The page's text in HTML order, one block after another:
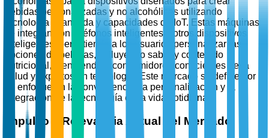
bebidas personalizadas y no alcohólicas utilizando
tecnología avanzada y capacidades de IoT. Estas máquinas
se integran con teléfonos inteligentes y otros dispositivos
inteligentes, permitiendo a los usuarios personalizar las
opciones de bebidas, incluyendo sabor y contenido
nutricional, atendiendo a consumidores conscientes de la
salud y expertos en tecnología. Este mercado se define por
su enfoque en la conveniencia, la personalización y la
integración de la tecnología en la vida cotidiana.
Impulso y Relevancia Actual del Mercado